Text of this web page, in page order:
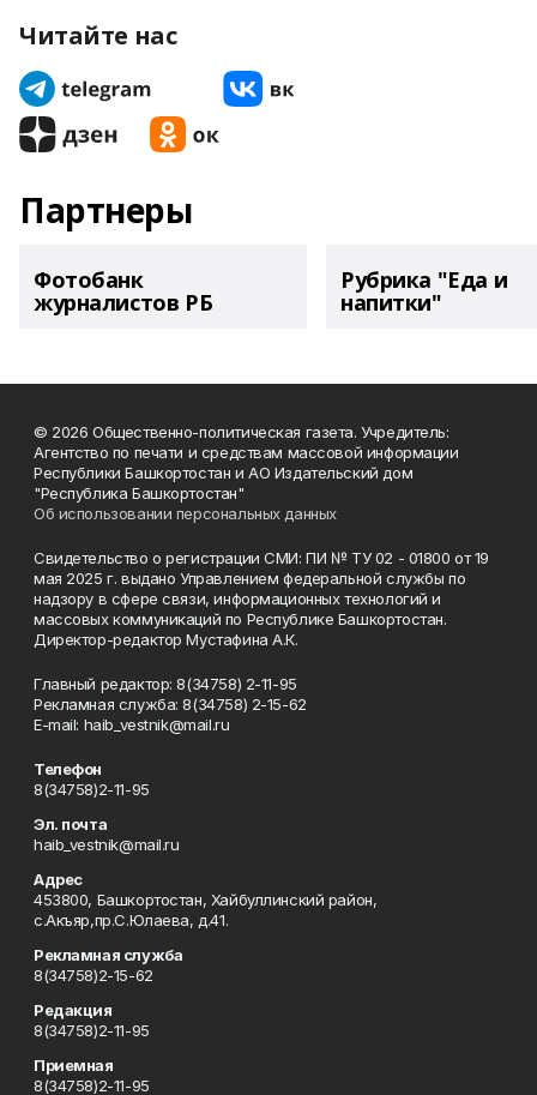
Читайте нас
Партнеры
Фотобанк
журналистов РБ
Рубрика "Еда и
напитки"
© 2026 Общественно-политическая газета. Учредитель:
Агентство по печати и средствам массовой информации
Республики Башкортостан и АО Издательский дом
"Республика Башкортостан"
Об использовании персональных данных
Свидетельство о регистрации СМИ: ПИ № ТУ 02 - 01800 от 19
мая 2025 г. выдано Управлением федеральной службы по
надзору в сфере связи, информационных технологий и
массовых коммуникаций по Республике Башкортостан.
Директор-редактор Мустафина А.К.
Главный редактор: 8(34758) 2-11-95
Рекламная служба: 8(34758) 2-15-62
Е-mаil: haib_vestnik@mail.ru
Телефон
8(34758)2-11-95
Эл. почта
haib_vestnik@mail.ru
Адрес
453800, Башкортостан, Хайбуллинский район,
с.Акъяр,пр.С.Юлаева, д.41.
Рекламная служба
8(34758)2-15-62
Редакция
8(34758)2-11-95
Приемная
8(34758)2-11-95